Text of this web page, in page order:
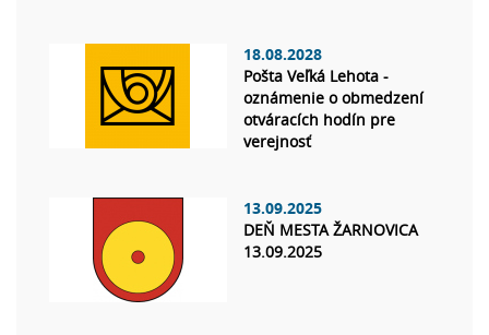
18.08.2028
Pošta Veľká Lehota -
oznámenie o obmedzení
otváracích hodín pre
verejnosť
13.09.2025
DEŇ MESTA ŽARNOVICA
13.09.2025